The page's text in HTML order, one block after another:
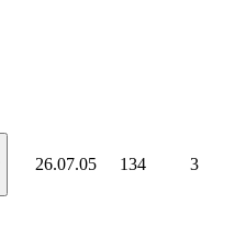
26.07.05 134 3